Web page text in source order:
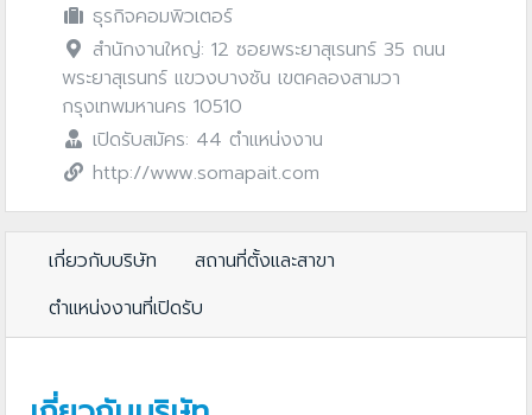
ธุรกิจคอมพิวเตอร์
สำนักงานใหญ่: 12 ซอยพระยาสุเรนทร์ 35 ถนน
พระยาสุเรนทร์ แขวงบางชัน เขตคลองสามวา
กรุงเทพมหานคร 10510
เปิดรับสมัคร: 44 ตำแหน่งงาน
http://www.somapait.com
เกี่ยวกับบริษัท
สถานที่ตั้งและสาขา
ตำแหน่งงานที่เปิดรับ